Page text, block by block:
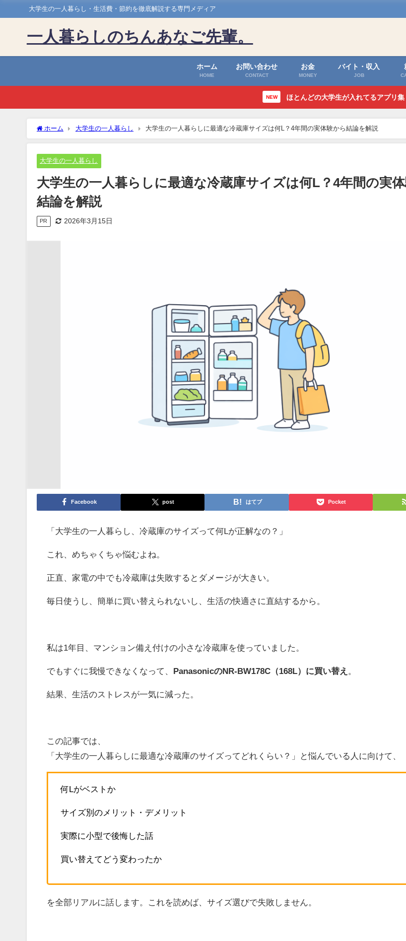
大学生の一人暮らし・生活費・節約を徹底解説する専門メディア
一人暮らしのちんあなご先輩。
ホーム
HOME
お問い合わせ
CONTACT
お金
MONEY
バイト・収入
JOB
NEW ほとんどの大学生が入れてるアプリ集
ホーム 大学生の一人暮らし 大学生の一人暮らしに最適な冷蔵庫サイズは何L？4年間の実体験から結論を解説
大学生の一人暮らし
大学生の一人暮らしに最適な冷蔵庫サイズは何L？4年間の実
結論を解説
PR 2026年3月15日
Facebook post はてブ Pocket
「大学生の一人暮らし、冷蔵庫のサイズって何Lが正解なの？」
これ、めちゃくちゃ悩むよね。
正直、家電の中でも冷蔵庫は失敗するとダメージが大きい。
毎日使うし、簡単に買い替えられないし、生活の快適さに直結するから。
私は1年目、マンション備え付けの小さな冷蔵庫を使っていました。
でもすぐに我慢できなくなって、 PanasonicのNR-BW178C（168L）に買い替え
結果、生活のストレスが一気に減った。
この記事では、
「大学生の一人暮らしに最適な冷蔵庫のサイズってどれくらい？」と悩んでいる人に向けて、
何Lがベストか
サイズ別のメリット・デメリット
実際に小型で後悔した話
買い替えてどう変わったか
を全部リアルに話します。これを読めば、サイズ選びで失敗しません。